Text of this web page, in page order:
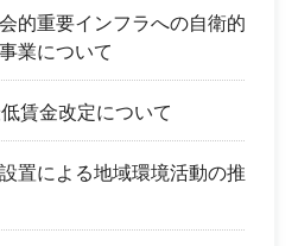
的重要インフラへの自衛的
業について
賃金改定について
置による地域環境活動の推